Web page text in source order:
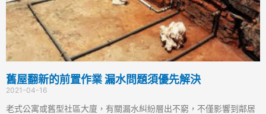
舊屋翻新的前置作業 漏水問題須優先解決
2021-04-16
老式公寓或舊型社區大廈，有關漏水糾紛層出不窮，不僅影響到鄰居